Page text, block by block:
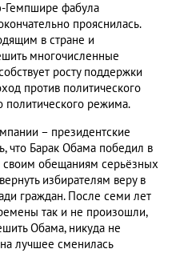
Гемпшире фабула
прояснилась.
в стране и
многочисленные
росту поддержки
против политического
режима.
– президентские
что Барак Обама победил в
своим обещаниям серьёзных
избирателям веру в
граждан. После семи лет
так и не произошли,
Обама, никуда не
лучшее сменилась